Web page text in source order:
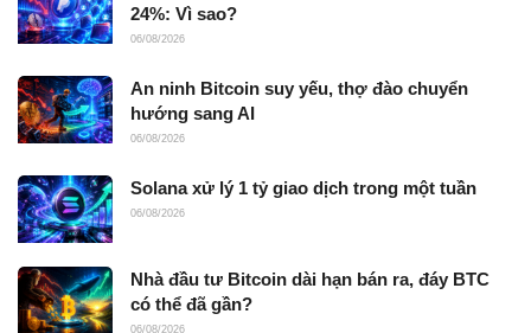
24%: Vì sao?
06/08/2026
An ninh Bitcoin suy yếu, thợ đào chuyển
hướng sang AI
06/08/2026
Solana xử lý 1 tỷ giao dịch trong một tuần
06/08/2026
Nhà đầu tư Bitcoin dài hạn bán ra, đáy BTC
có thể đã gần?
06/08/2026